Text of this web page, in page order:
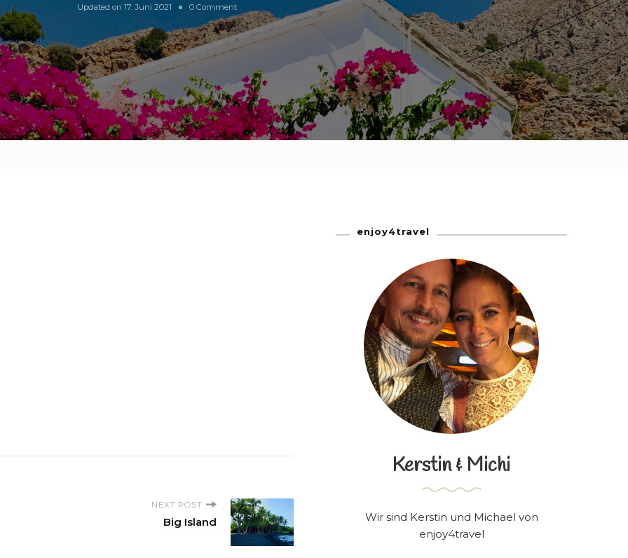
Updated on 17. Juni 2021 0 Commenton
Kreta
NEXT POST
Big Island
enjoy4travel
Kerstin & Michi
Wir sind Kerstin und Michael von
enjoy4travel